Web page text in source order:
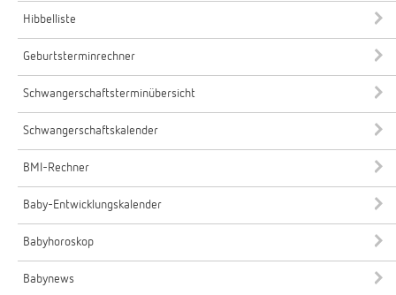
Hibbelliste
Geburtsterminrechner
Schwangerschaftsterminübersicht
Schwangerschaftskalender
BMI-Rechner
Baby-Entwicklungskalender
Babyhoroskop
Babynews